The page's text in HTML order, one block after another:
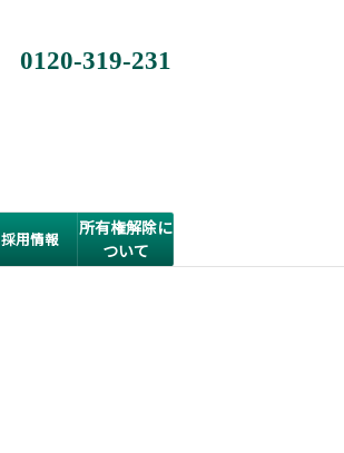
0120-319-231
採用情報
所有権解除に
ついて